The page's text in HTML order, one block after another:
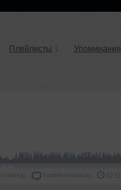
Плейлисты Упоминания
В очередь Комментировать 02:50